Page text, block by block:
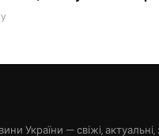
України — свіжі, актуальні,